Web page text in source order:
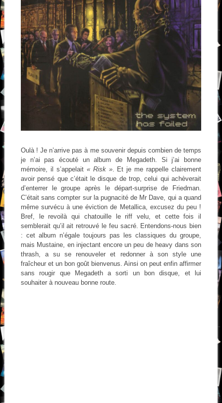
Oulà ! Je n’arrive pas à me souvenir depuis combien de temps
je n’ai pas écouté un album de Megadeth. Si j’ai bonne
mémoire, il s’appelait « Risk ». Et je me rappelle clairement
avoir pensé que c’était le disque de trop, celui qui achèverait
d’enterrer le groupe après le départ-surprise de Friedman.
C’était sans compter sur la pugnacité de Mr Dave, qui a quand
même survécu à une éviction de Metallica, excusez du peu !
Bref, le revoilà qui chatouille le riff velu, et cette fois il
semblerait qu’il ait retrouvé le feu sacré. Entendons-nous bien
: cet album n’égale toujours pas les classiques du groupe,
mais Mustaine, en injectant encore un peu de heavy dans son
thrash, a su se renouveler et redonner à son style une
fraîcheur et un bon goût bienvenus. Ainsi on peut enfin affirmer
sans rougir que Megadeth a sorti un bon disque, et lui
souhaiter à nouveau bonne route.